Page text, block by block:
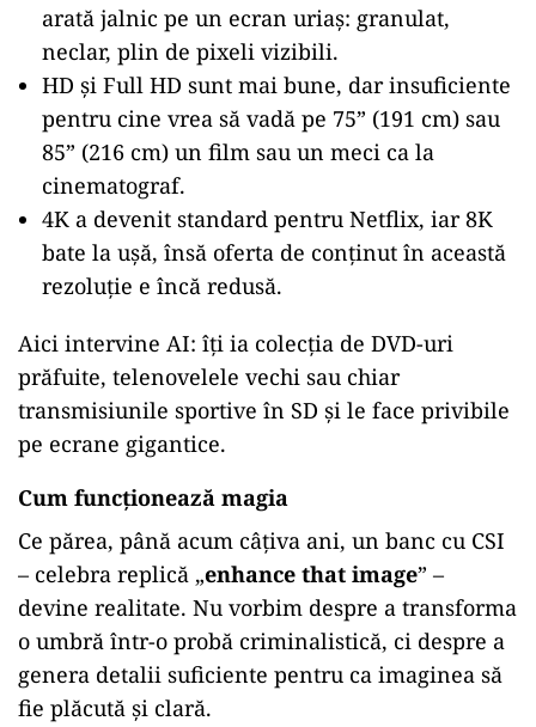
arată jalnic pe un ecran uriaș: granulat,
neclar, plin de pixeli vizibili.
HD și Full HD sunt mai bune, dar insuficiente
pentru cine vrea să vadă pe 75” (191 cm) sau
85” (216 cm) un film sau un meci ca la
cinematograf.
4K a devenit standard pentru Netflix, iar 8K
bate la ușă, însă oferta de conținut în această
rezoluție e încă redusă.
Aici intervine AI: îți ia colecția de DVD-uri
prăfuite, telenovelele vechi sau chiar
transmisiunile sportive în SD și le face privibile
pe ecrane gigantice.
Cum funcționează magia
Ce părea, până acum câțiva ani, un banc cu CSI
– celebra replică „enhance that image” –
devine realitate. Nu vorbim despre a transforma
o umbră într-o probă criminalistică, ci despre a
genera detalii suficiente pentru ca imaginea să
fie plăcută și clară.